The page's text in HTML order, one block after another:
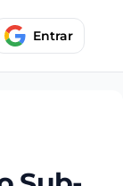
Entrar